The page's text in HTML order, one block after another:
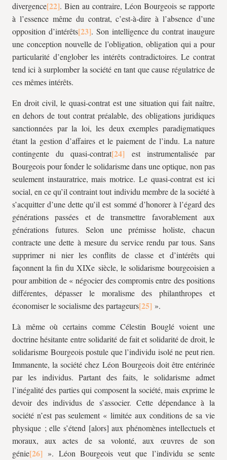
divergence
. Bien au contraire, Léon Bourgeois se rapporte
à l’essence même du contrat, c’est-à-dire à l’absence d’une
opposition d’intérêts
. Son intelligence du contrat inaugure
une conception nouvelle de l’obligation, obligation qui a pour
particularité d’englober les intérêts contradictoires. Le contrat
tend ici à surplomber la société en tant que cause régulatrice de
ces mêmes intérêts.
En droit civil, le quasi-contrat est une situation qui fait naître,
en dehors de tout contrat préalable, des obligations juridiques
sanctionnées par la loi, les deux exemples paradigmatiques
étant la gestion d’affaires et le paiement de l’indu. La nature
contingente du quasi-contrat
est instrumentalisée par
Bourgeois pour fonder le solidarisme dans une optique, non pas
seulement instauratrice, mais motrice. Le quasi-contrat est ici
social, en ce qu’il contraint tout individu membre de la société à
s’acquitter d’une dette qu’il est sommé d’honorer à l’égard des
générations passées et de transmettre favorablement aux
générations futures. Selon une prémisse holiste, chacun
contracte une dette à mesure du service rendu par tous. Sans
supprimer ni nier les conflits de classe et d’intérêts qui
façonnent la fin du XIXe siècle, le solidarisme bourgeoisien a
pour ambition de « négocier des compromis entre des positions
différentes, dépasser le moralisme des philanthropes et
économiser le socialisme des partageurs
».
Là même où certains comme Célestin Bouglé voient une
doctrine hésitante entre solidarité de fait et solidarité de droit, le
solidarisme Bourgeois postule que l’individu isolé ne peut rien.
Immanente, la société chez Léon Bourgeois doit être entérinée
par les individus. Partant des faits, le solidarisme admet
l’inégalité des parties qui composent la société, mais exprime le
devoir des individus de s’associer. Cette dépendance à la
société n’est pas seulement « limitée aux conditions de sa vie
physique ; elle s’étend [alors] aux phénomènes intellectuels et
moraux, aux actes de sa volonté, aux œuvres de son
génie
». Léon Bourgeois veut que l’individu se sente